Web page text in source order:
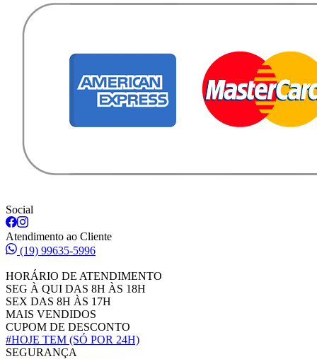
Social
Atendimento ao Cliente
(19) 99635-5996
HORÁRIO DE ATENDIMENTO
SEG À QUI DAS 8H ÀS 18H
SEX DAS 8H ÀS 17H
MAIS VENDIDOS
CUPOM DE DESCONTO
#HOJE TEM (SÓ POR 24H)
SEGURANÇA